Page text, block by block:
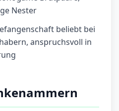
Nester
beliebt bei
anspruchsvoll in